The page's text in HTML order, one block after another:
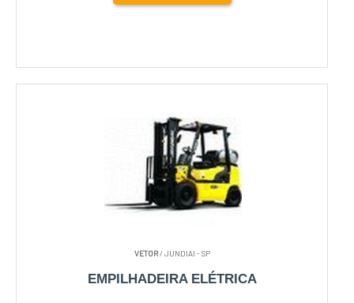
VETOR/ JUNDIAI - SP
EMPILHADEIRA ELÉTRICA